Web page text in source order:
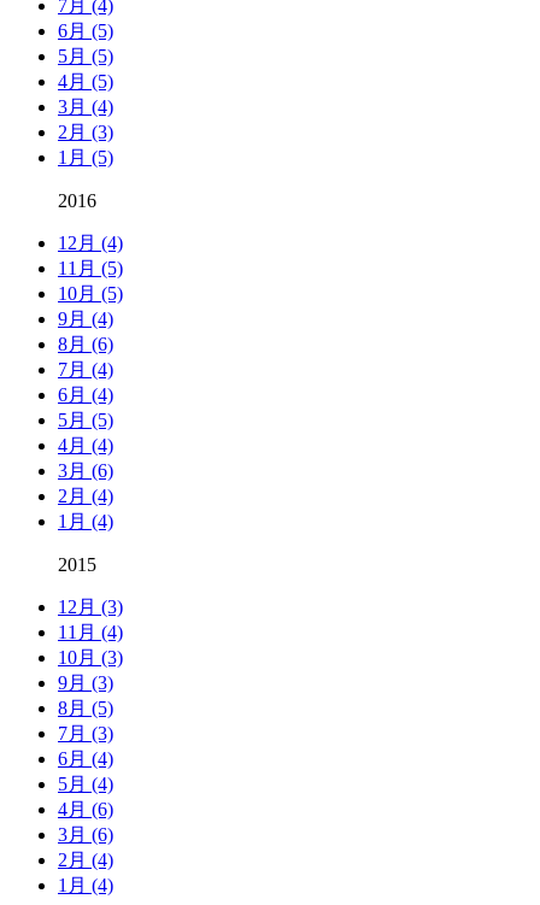
7月 (4)
6月 (5)
5月 (5)
4月 (5)
3月 (4)
2月 (3)
1月 (5)
2016
12月 (4)
11月 (5)
10月 (5)
9月 (4)
8月 (6)
7月 (4)
6月 (4)
5月 (5)
4月 (4)
3月 (6)
2月 (4)
1月 (4)
2015
12月 (3)
11月 (4)
10月 (3)
9月 (3)
8月 (5)
7月 (3)
6月 (4)
5月 (4)
4月 (6)
3月 (6)
2月 (4)
1月 (4)